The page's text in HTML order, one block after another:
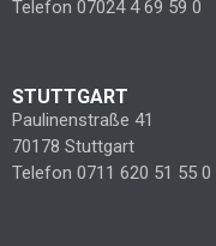
Telefon 07024 4 69 59 0
STUTTGART
Paulinenstraße 41
70178 Stuttgart
Telefon 0711 620 51 55 0